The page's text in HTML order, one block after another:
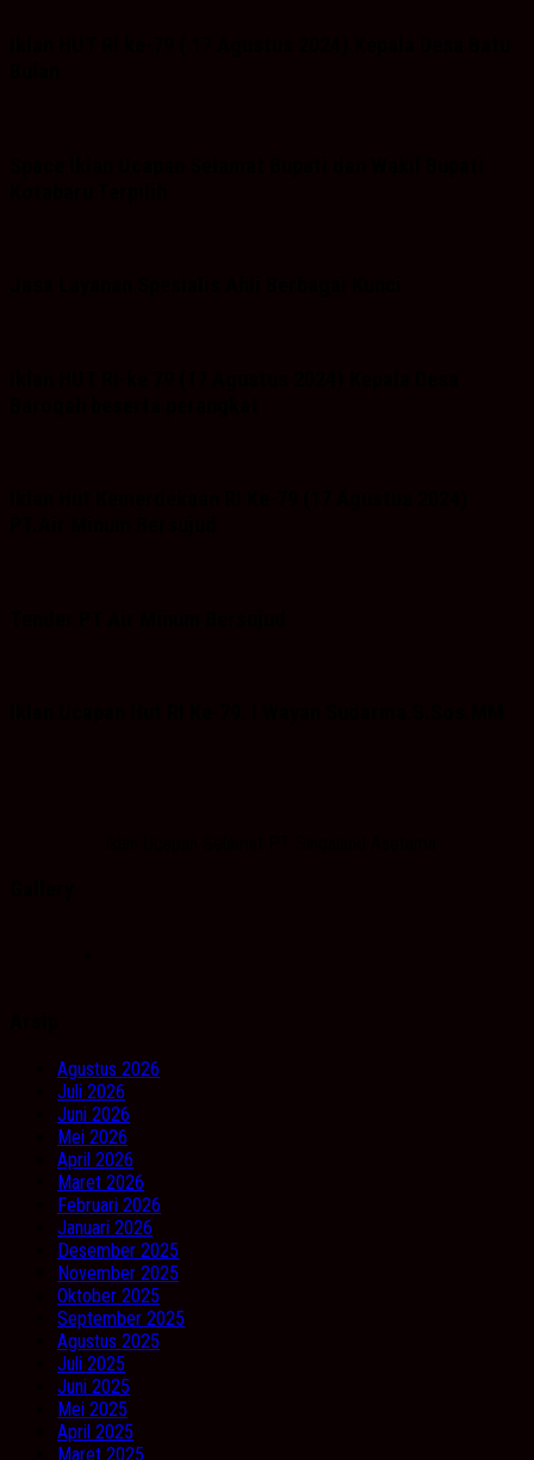
Agustus 2026
Juli 2026
Juni 2026
Mei 2026
April 2026
Maret 2026
Februari 2026
Januari 2026
Desember 2025
November 2025
Oktober 2025
September 2025
Agustus 2025
Juli 2025
Juni 2025
Mei 2025
April 2025
Maret 2025